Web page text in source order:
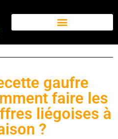
gaufre
faire les
liégoises à
?